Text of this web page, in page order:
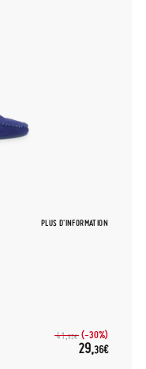
PLUS D'INFORMATION
41,95€ (-30%)
29,36€